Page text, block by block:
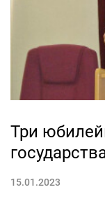
Три
15.01.2023